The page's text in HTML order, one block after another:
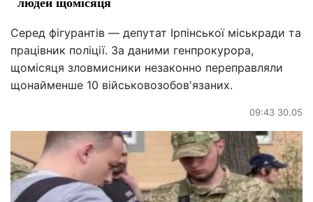
Серед фігурантів — депутат Ірпінської міськради та
працівник поліції. За даними генпрокурора,
щомісяця зловмисники незаконно переправляли
щонайменше 10 військовозобов'язаних.
09:43 30.05